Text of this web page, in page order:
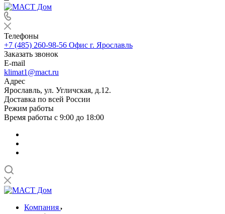
Телефоны
+7 (485) 260-98-56 Офис г. Ярославль
Заказать звонок
E-mail
klimat1@mact.ru
Адрес
Ярославль, ул. Угличская, д.12.
Доставка по всей России
Режим работы
Время работы с 9:00 до 18:00
Компания